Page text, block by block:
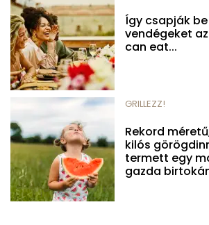
Így csapják
vendégeket
can eat...
GRILLEZZ!
Rekord
kilós
termett egy
gazda